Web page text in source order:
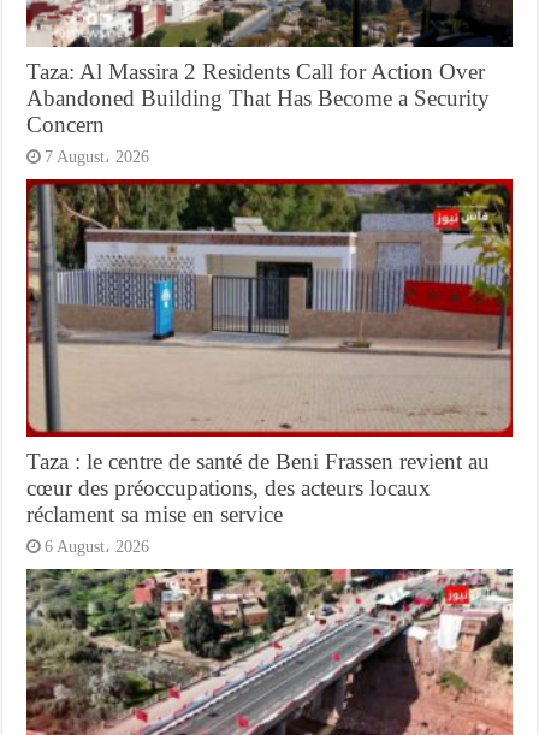
Taza: Al Massira 2 Residents Call for Action Over
Abandoned Building That Has Become a Security
Concern
7 August، 2026
Taza : le centre de santé de Beni Frassen revient au
cœur des préoccupations, des acteurs locaux
réclament sa mise en service
6 August، 2026